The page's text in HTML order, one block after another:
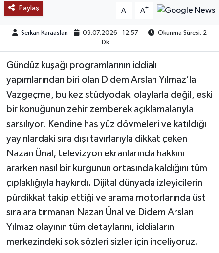
Paylaş A- A+
Serkan Karaaslan 09.07.2026 - 12:57
Okunma Süresi: 2
Dk
Gündüz kuşağı programlarının iddialı
yapımlarından biri olan Didem Arslan Yılmaz’la
Vazgeçme, bu kez stüdyodaki olaylarla değil, eski
bir konuğunun zehir zemberek açıklamalarıyla
sarsılıyor. Kendine has yüz dövmeleri ve katıldığı
yayınlardaki sıra dışı tavırlarıyla dikkat çeken
Nazan Ünal, televizyon ekranlarında hakkını
ararken nasıl bir kurgunun ortasında kaldığını tüm
çıplaklığıyla haykırdı. Dijital dünyada izleyicilerin
pürdikkat takip ettiği ve arama motorlarında üst
sıralara tırmanan Nazan Ünal ve Didem Arslan
Yılmaz olayının tüm detaylarını, iddiaların
merkezindeki şok sözleri sizler için inceliyoruz.
OTOMOTİV
TEKNOLOJİ
KÜLTÜR SANAT